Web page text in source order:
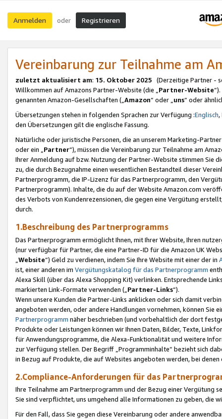
Anmelden oder Registrieren
Vereinbarung zur Teilnahme am
zuletzt aktualisiert am: 15. Oktober 2025 (Derzeitige Partner -
Willkommen auf Amazons Partner-Website (die „Partner-Website
genannten Amazon-Gesellschaften („Amazon“ oder „uns“ oder
Übersetzungen stehen in folgenden Sprachen zur Verfügung :Englisch,
den Übersetzungen gilt die englische Fassung.
Natürliche oder juristische Personen, die an unserem Marketing-
oder ein „Partner“), müssen die Vereinbarung zur Teilnahme am
Ihrer Anmeldung auf bzw. Nutzung der Partner-Website stimmen Sie
zu, die durch Bezugnahme einen wesentlichen Bestandteil dieser
Partnerprogramm, die IP-Lizenz für das Partnerprogramm, den
Partnerprogramm). Inhalte, die du auf der Website Amazon.com
des Verbots von Kundenrezensionen, die gegen eine Vergütung
durch.
1.Beschreibung des Partnerprogramms
Das Partnerprogramm ermöglicht Ihnen, mit Ihrer Website, Ihren
(nur verfügbar für Partner, die eine Partner-ID für die Amazon UK
Website“) Geld zu verdienen, indem Sie Ihre Website mit einer der in
ist, einer anderen im Vergütungskatalog für das Partnerprogramm
Alexa Skill (über das Alexa Shopping Kit) verlinken. Entsprechende
markierten Link-Formate verwenden („ Partner-Links“).
Wenn unsere Kunden die Partner-Links anklicken oder sich damit
angeboten werden, oder andere Handlungen vornehmen, können Sie
Partnerprogramm näher beschrieben (und vorbehaltlich der dort
Produkte oder Leistungen können wir Ihnen Daten, Bilder, Texte,
für Anwendungsprogramme, die Alexa-Funktionalität und weitere
zur Verfügung stellen. Der Begriff „Programminhalte“ bezieht sich
in Bezug auf Produkte, die auf Websites angeboten werden, bei
2.Compliance-Anforderungen für das
Ihre Teilnahme am Partnerprogramm und der Bezug einer Vergütung
Sie sind verpflichtet, uns umgehend alle Informationen zu geben, die
Für den Fall, dass Sie gegen diese Vereinbarung oder andere